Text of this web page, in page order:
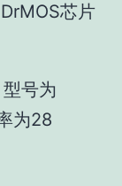
芯片
号为
为28